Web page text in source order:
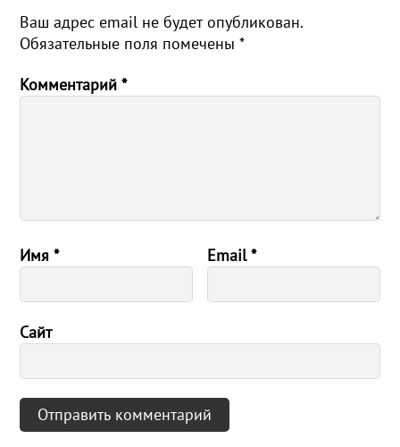
Ваш адрес email не будет опубликован.
Обязательные поля помечены*
Комментарий*
Имя* Email*
Сайт